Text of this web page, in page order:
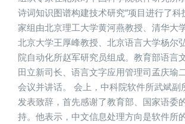
诗词知识图谱构建技术研究”项目进行了
家组由北京理工大学黄河燕教授、清华大
北京大学王厚峰教授、北京语言大学杨尔
院自动化所赵军研究员组成。教育部语言
田立新司长、语言文字应用管理司孟庆瑜
会议并讲话。 会上，中科院软件所武斌副
发表致辞，首先感谢了教育部、国家语委
持。他表示，中文信息处理方向是软件所